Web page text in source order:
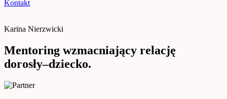
Kontakt
Karina Nierzwicki
Mentoring wzmacniający relację
dorosły–dziecko.